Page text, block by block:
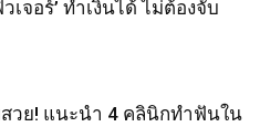
เจอร์’ ทำเงินได้ ไม่ต้องจับ
วย! แนะนำ 4 คลินิกทำฟันใน